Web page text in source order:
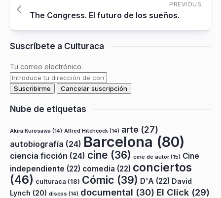
PREVIOUS
The Congress. El futuro de los sueños.
Suscríbete a Culturaca
Tu correo electrónico:
Nube de etiquetas
Akira Kurosawa (14) Alfred Hitchcock (14) arte (27)
autobiografía (24) Barcelona (80)
ciencia ficción (24) cine (36) cine de autor(15) Cine
independiente (22) comedia (22) conciertos
(46) culturaca (18) Cómic (39) D'A (22) David
Lynch (20) discos (14) documental (30) El Click (29)